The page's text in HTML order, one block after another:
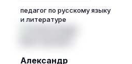
педагог по русскому языку
и литературе
Александр